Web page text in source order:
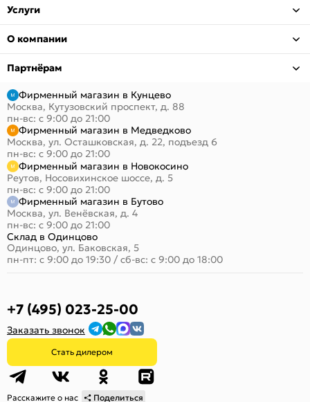
Услуги
О компании
Партнёрам
Фирменный магазин в Кунцево
Москва, Кутузовский проспект, д. 88
пн-вс: с 9:00 до 21:00
Фирменный магазин в Медведково
Москва, ул. Осташковская, д. 22, подъезд 6
пн-вс: с 9:00 до 21:00
Фирменный магазин в Новокосино
Реутов, Носовихинское шоссе, д. 5
пн-вс: с 9:00 до 21:00
Фирменный магазин в Бутово
Москва, ул. Венёвская, д. 4
пн-вс: с 9:00 до 21:00
Склад в Одинцово
Одинцово, ул. Баковская, 5
пн-пт: с 9:00 до 19:30 / сб-вс: с 9:00 до 18:00
+7 (495) 023-25-00
Заказать звонок
Стать дилером
Расскажите о нас Поделиться